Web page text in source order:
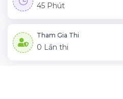
45 Phút
Tham Gia Thi
0 Lần thi